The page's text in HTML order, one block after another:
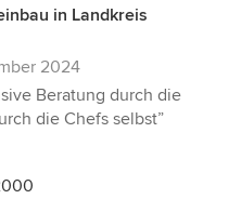
in Landkreis
2024
Beratung durch die
die Chefs selbst”